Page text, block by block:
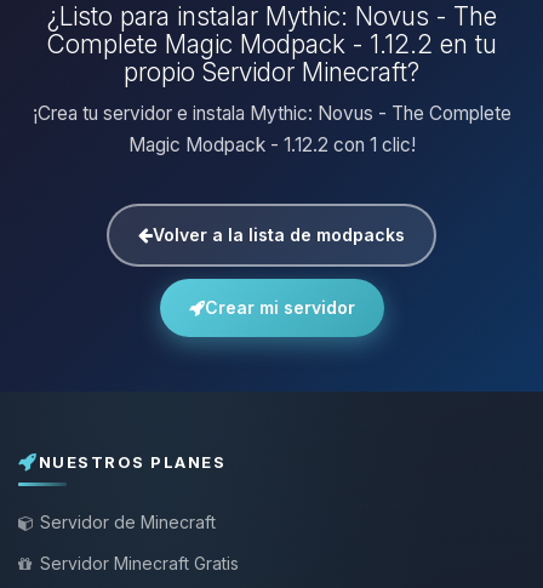
¿Listo para instalar Mythic: Novus - The
Complete Magic Modpack - 1.12.2 en tu
propio Servidor Minecraft?
¡Crea tu servidor e instala Mythic: Novus - The Complete
Magic Modpack - 1.12.2 con 1 clic!
Volver a la lista de modpacks
Crear mi servidor
NUESTROS PLANES
Servidor de Minecraft
Servidor Minecraft Gratis